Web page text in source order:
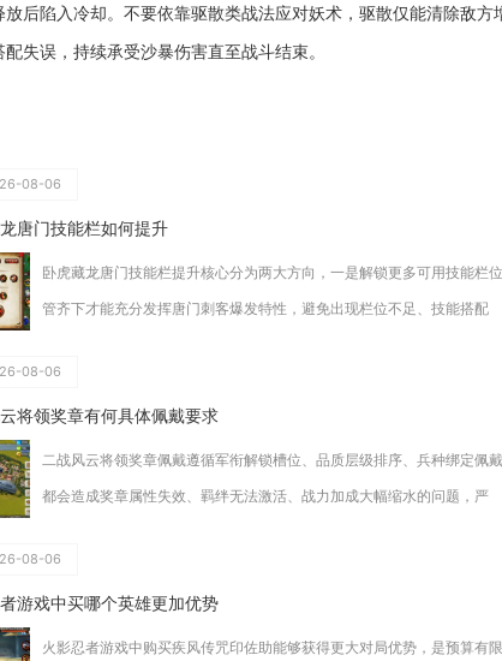
放后陷入冷却。不要依靠驱散类战法应对妖术，驱散仅能清除敌
失误，持续承受沙暴伤害直至战斗结束。
08-06
唐门技能栏如何提升
卧虎藏龙唐门技能栏提升核心分为两大方向，一是解锁更多可用技能栏
管齐下才能充分发挥唐门刺客爆发特性，避免出现栏位不足、技能搭配
08-06
将领奖章有何具体佩戴要求
二战风云将领奖章佩戴遵循军衔解锁槽位、品质层级排序、兵种绑定佩
都会造成奖章属性失效、羁绊无法激活、战力加成大幅缩水的问题，严
08-06
游戏中买哪个英雄更加优势
火影忍者游戏中购买疾风传咒印佐助能够获得更大对局优势，是预算有